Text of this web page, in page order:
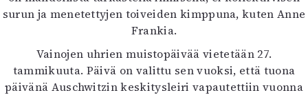
surun ja menetettyjen toiveiden kimppuna, kuten Anne
Frankia.
Vainojen uhrien muistopäivää vietetään 27.
tammikuuta. Päivä on valittu sen vuoksi, että tuona
päivänä Auschwitzin keskitysleiri vapautettiin vuonna